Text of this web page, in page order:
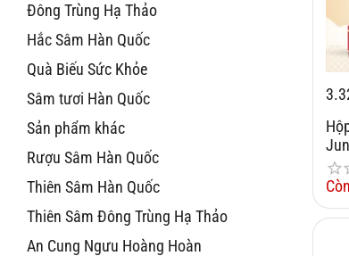
Đông Trùng Hạ Thảo
Hắc Sâm Hàn Quốc
Quà Biếu Sức Khỏe
Sâm tươi Hàn Quốc
Sản phẩm khác
Rượu Sâm Hàn Quốc
Thiên Sâm Hàn Quốc
Thiên Sâm Đông Trùng Hạ Thảo
An Cung Ngưu Hoàng Hoàn